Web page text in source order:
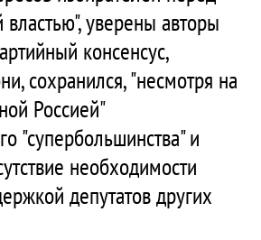
уверены авторы
консенсус,
сохранился, "несмотря на
Россией"
"супербольшинства" и
необходимости
депутатов других